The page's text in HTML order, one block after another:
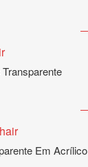
Em Acrílico